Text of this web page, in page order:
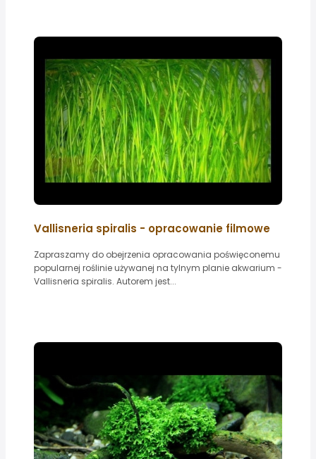
Vallisneria spiralis - opracowanie filmowe
Zapraszamy do obejrzenia opracowania poświęconemu
popularnej roślinie używanej na tylnym planie akwarium -
Vallisneria spiralis. Autorem jest...